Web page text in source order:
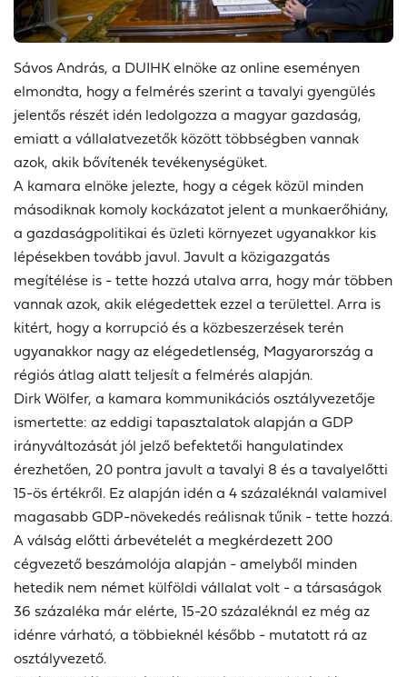
Sávos András, a DUIHK elnöke az online eseményen
elmondta, hogy a felmérés szerint a tavalyi gyengülés
jelentős részét idén ledolgozza a magyar gazdaság,
emiatt a vállalatvezetők között többségben vannak
azok, akik bővítenék tevékenységüket.
A kamara elnöke jelezte, hogy a cégek közül minden
másodiknak komoly kockázatot jelent a munkaerőhiány,
a gazdaságpolitikai és üzleti környezet ugyanakkor kis
lépésekben tovább javul. Javult a közigazgatás
megítélése is - tette hozzá utalva arra, hogy már többen
vannak azok, akik elégedettek ezzel a területtel. Arra is
kitért, hogy a korrupció és a közbeszerzések terén
ugyanakkor nagy az elégedetlenség, Magyarország a
régiós átlag alatt teljesít a felmérés alapján.
Dirk Wölfer, a kamara kommunikációs osztályvezetője
ismertette: az eddigi tapasztalatok alapján a GDP
irányváltozását jól jelző befektetői hangulatindex
érezhetően, 20 pontra javult a tavalyi 8 és a tavalyelőtti
15-ös értékről. Ez alapján idén a 4 százaléknál valamivel
magasabb GDP-növekedés reálisnak tűnik - tette hozzá.
A válság előtti árbevételét a megkérdezett 200
cégvezető beszámolója alapján - amelyből minden
hetedik nem német külföldi vállalat volt - a társaságok
36 százaléka már elérte, 15-20 százaléknál ez még az
idénre várható, a többieknél később - mutatott rá az
osztályvezető.